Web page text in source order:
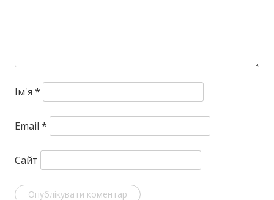
Ім'я *
Email *
Сайт